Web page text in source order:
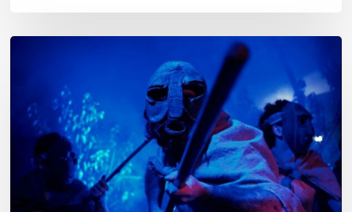
tiempos
Wiñoy
Tripantü,
KOLLONG